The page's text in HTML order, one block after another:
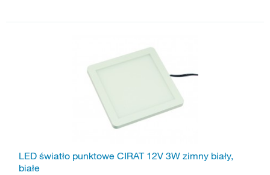
LED światło punktowe CIRAT 12V 3W zimny biały,
białe